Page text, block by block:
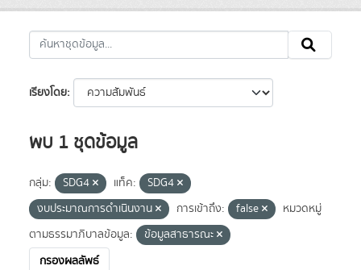
เรียงโดย
พบ 1 ชุดข้อมูล
กลุ่ม: SDG4 แท็ค:
SDG4
งบประมาณการดำเนินงาน
การเข้าถึง: false
หมวดหมู่
ตามธรรมาภิบาลข้อมูล:
ข้อมูลสาธารณะ
กรองผลลัพธ์